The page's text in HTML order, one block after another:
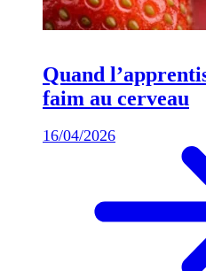
Quand
faim au cerveau
16/04/2026